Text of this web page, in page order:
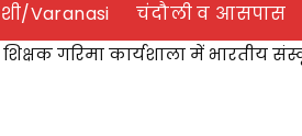
Varanasi चंदौली व आसपास
Chandauli:यथार्थ नर्सिंग कॉलेज में नशा